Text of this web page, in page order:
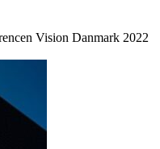
Vision Danmark 2022